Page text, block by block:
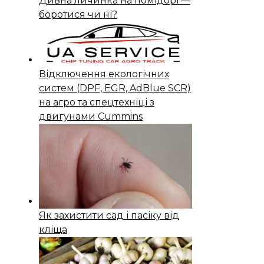
боротися чи ні?
Відключення екологічних
систем (DPF, EGR, AdBlue SCR)
на агро та спецтехніці з
двигунами Cummins
Як захистити сад і пасіку від
кліща